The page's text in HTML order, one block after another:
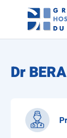
Dr